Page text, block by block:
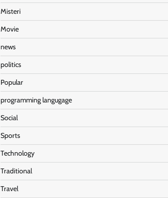
Misteri
Movie
news
politics
Popular
programming langugage
Social
Sports
Technology
Traditional
Travel